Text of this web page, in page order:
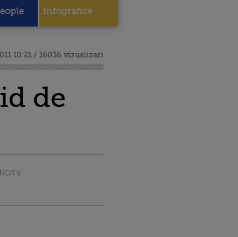
Infografice
10:21 / 16036 vizualizari
de